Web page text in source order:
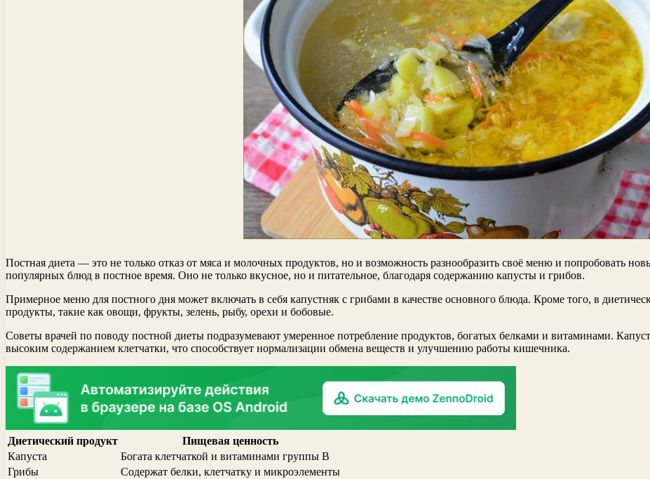
Постная диета — это не только отказ от мяса и молочных продуктов, но и возможность разнообразить своё меню и попробовать
популярных блюд в постное время. Оно не только вкусное, но и питательное, благодаря содержанию капусты и грибов.
Примерное меню для постного дня может включать в себя капустняк с грибами в качестве основного блюда. Кроме того, в
продукты, такие как овощи, фрукты, зелень, рыбу, орехи и бобовые.
Советы врачей по поводу постной диеты подразумевают умеренное потребление продуктов, богатых белками и витаминами.
высоким содержанием клетчатки, что способствует нормализации обмена веществ и улучшению работы кишечника.
Диетический продукт
Пищевая ценность
Капуста
Богата клетчаткой и витаминами группы В
Грибы
Содержат белки, клетчатку и микроэлементы